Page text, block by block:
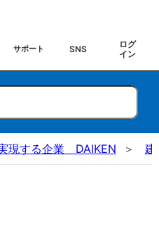
サポート SNS
ログ
イン
現する企業 DAIKEN 建